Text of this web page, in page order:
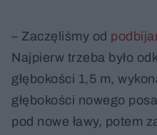
– Zaczęliśmy od
Najpierw trzeba było
głębokości 1,5 m,
głębokości nowego
pod nowe ławy, potem